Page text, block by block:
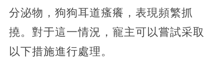
分泌物，狗狗耳道瘙癢，表現頻繁抓
撓。對于這一情況，寵主可以嘗試采取
以下措施進行處理。